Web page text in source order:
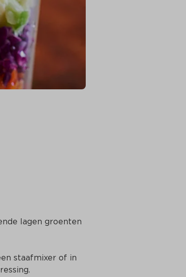
lagen groenten
staafmixer of in